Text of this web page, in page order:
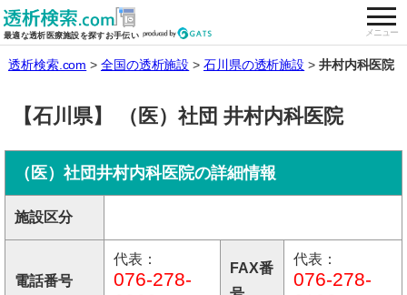
最適な透析医療施設を探すお手伝い メニュー
全国の透析施設を検索する
透析検索.com 全国の透析施設 石川県の透析施設 井村内科医院
【石川県】 （医）社団 井村内科医院
（医）社団井村内科医院の詳細情報
施設区分
電話番号
代表：
076-278-
FAX番
代表：
076-278-